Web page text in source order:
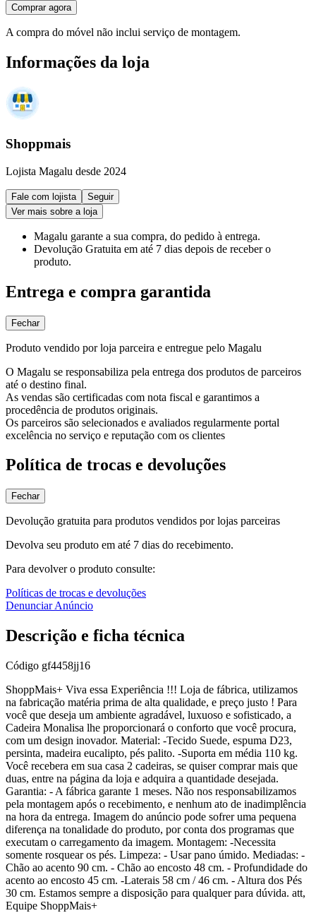
Comprar agora
A compra do móvel não inclui serviço de montagem.
Informações da loja
Shoppmais
Lojista Magalu desde 2024
Fale com lojista
Seguir
Ver mais sobre a loja
Magalu garante a sua compra, do pedido à entrega.
Devolução Gratuita em até 7 dias depois de receber o
produto.
Entrega e compra garantida
Fechar
Produto vendido por loja parceira e entregue pelo Magalu
O Magalu se responsabiliza pela entrega dos produtos de parceiros
até o destino final.
As vendas são certificadas com nota fiscal e garantimos a
procedência de produtos originais.
Os parceiros são selecionados e avaliados regularmente portal
excelência no serviço e reputação com os clientes
Política de trocas e devoluções
Fechar
Devolução gratuita para produtos vendidos por lojas parceiras
Devolva seu produto em até 7 dias do recebimento.
Para devolver o produto consulte:
Políticas de trocas e devoluções
Denunciar Anúncio
Descrição e ficha técnica
Código gf4458jj16
ShoppMais+ Viva essa Experiência !!! Loja de fábrica, utilizamos
na fabricação matéria prima de alta qualidade, e preço justo ! Para
você que deseja um ambiente agradável, luxuoso e sofisticado, a
Cadeira Monalisa lhe proporcionará o conforto que você procura,
com um design inovador. Material: -Tecido Suede, espuma D23,
persinta, madeira eucalipto, pés palito. -Suporta em média 110 kg.
Você recebera em sua casa 2 cadeiras, se quiser comprar mais que
duas, entre na página da loja e adquira a quantidade desejada.
Garantia: - A fábrica garante 1 meses. Não nos responsabilizamos
pela montagem após o recebimento, e nenhum ato de inadimplência
na hora da entrega. Imagem do anúncio pode sofrer uma pequena
diferença na tonalidade do produto, por conta dos programas que
executam o carregamento da imagem. Montagem: -Necessita
somente rosquear os pés. Limpeza: - Usar pano úmido. Mediadas: -
Chão ao acento 90 cm. - Chão ao encosto 48 cm. - Profundidade do
acento ao encosto 45 cm. -Laterais 58 cm / 46 cm. - Altura dos Pés
30 cm. Estamos sempre a disposição para qualquer para dúvida. att,
Equipe ShoppMais+